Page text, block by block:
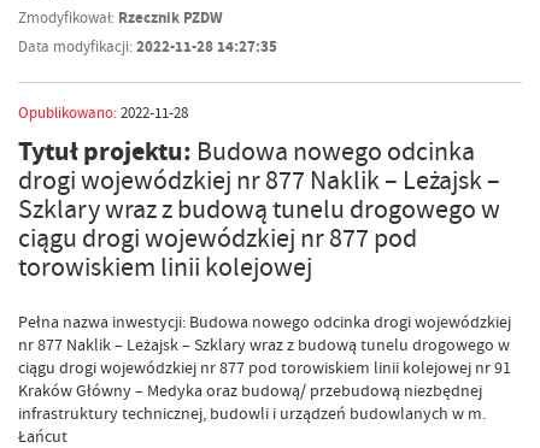
Zmodyfikował: Rzecznik PZDW
Data modyfikacji:2022-11-28 14:27:35
Opublikowano:2022-11-28
Tytuł projektu: Budowa nowego odcinka
drogi wojewódzkiej nr 877 Naklik – Leżajsk –
Szklary wraz z budową tunelu drogowego w
ciągu drogi wojewódzkiej nr 877 pod
torowiskiem linii kolejowej
Pełna nazwa inwestycji: Budowa nowego odcinka drogi wojewódzkiej
nr 877 Naklik – Leżajsk – Szklary wraz z budową tunelu drogowego w
ciągu drogi wojewódzkiej nr 877 pod torowiskiem linii kolejowej nr 91
Kraków Główny – Medyka oraz budową/ przebudową niezbędnej
infrastruktury technicznej, budowli i urządzeń budowlanych w m.
Łańcut